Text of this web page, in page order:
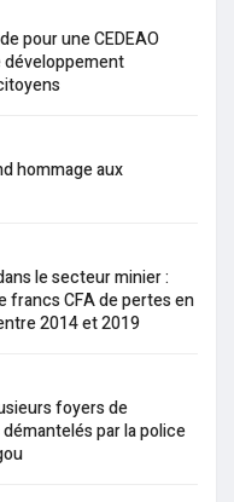
pour une CEDEAO
développement
hommage aux
le secteur minier :
francs CFA de pertes en
2014 et 2019
foyers de
par la police